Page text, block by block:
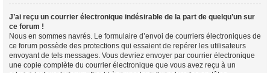
J’ai reçu un courrier électronique indésirable de la part de quelqu’un sur
ce forum !
Nous en sommes navrés. Le formulaire d’envoi de courriers électroniques de
ce forum possède des protections qui essaient de repérer les utilisateurs
envoyant de tels messages. Vous devriez envoyer par courrier électronique
une copie complète du courrier électronique que vous avez reçu à un